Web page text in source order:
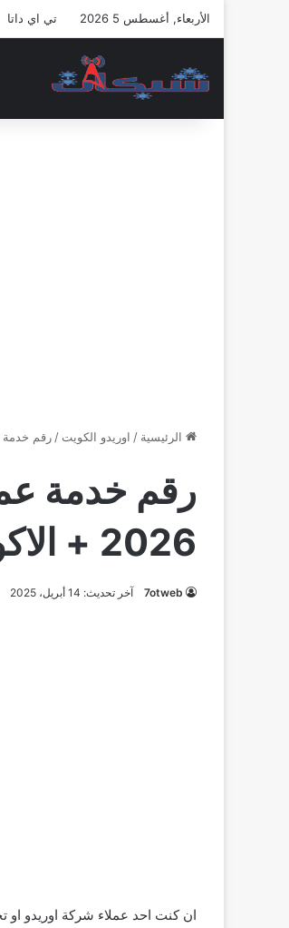
الأربعاء, أغسطس 5 2026 تي اي داتا
الرئيسية / اوريدو الكويت / رقم خدمة
رقم خدمة
2026 + الاكواد المختصرة
7otweb آخر تحديث: 14 أبريل، 2025
ان كنت احد عملاء شركة اوريدو او